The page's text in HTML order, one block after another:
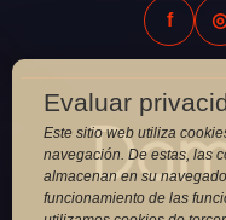
f
Evaluar
Este sitio web utiliza
navegación. De estas, las
almacenan en su
funcionamiento de las